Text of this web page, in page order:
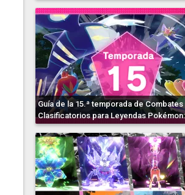
Guía de la 15.ª temporada de Combates
Clasificatorios para Leyendas